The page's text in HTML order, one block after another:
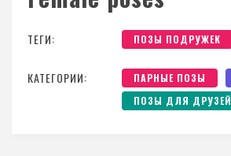
ТЕГИ: ПОЗЫ ПОДРУЖЕК
КАТЕГОРИИ: ПАРНЫЕ ПОЗЫ
ПОЗЫ ДЛЯ ДРУЗЕЙ